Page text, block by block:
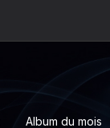
Album du mois